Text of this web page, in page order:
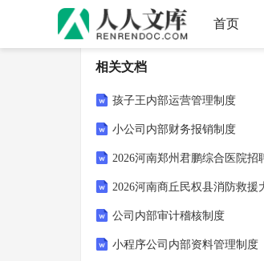
首页
相关文档
孩子王内部运营管理制度
小公司内部财务报销制度
公司内部审计稽核制度
小程序公司内部资料管理制度